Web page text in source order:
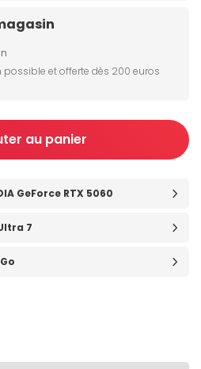
et offerte dès 200 euros
au panier
GeForce RTX 5060
7